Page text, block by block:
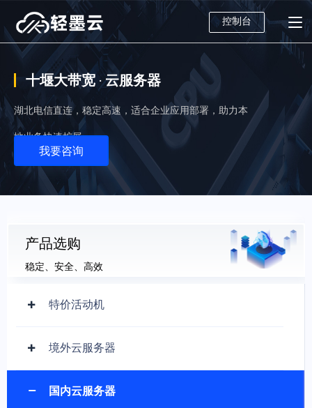
控制台
十堰大带宽 · 云服务器
湖北电信直连，稳定高速，适合企业应用部署，助力本
地业务快速扩展。
我要咨询
产品选购
稳定、安全、高效
特价活动机
境外云服务器
国内云服务器